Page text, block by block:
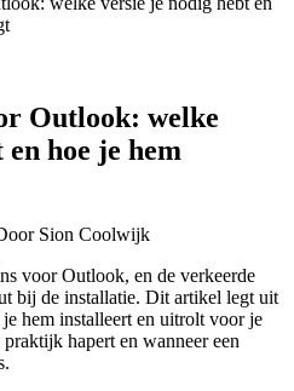
Outlook: welke
hoe je hem
Sion Coolwijk
voor Outlook, en de verkeerde
bij de installatie. Dit artikel legt uit
hem installeert en uitrolt voor je
hapert en wanneer een